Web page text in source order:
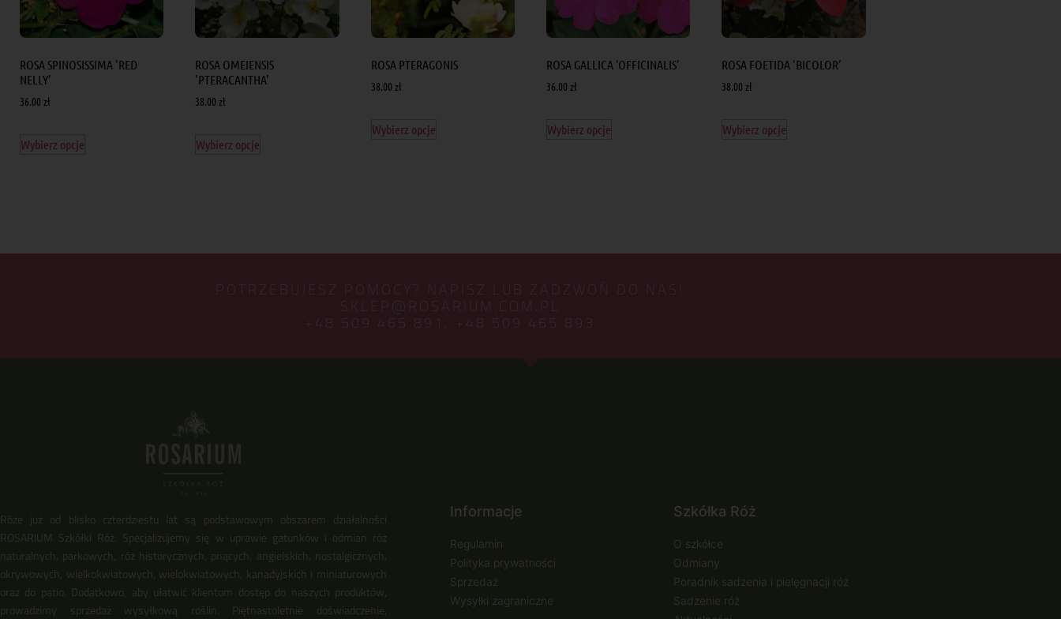
ROSA SPINOSISSIMA 'RED
NELLY’
36.00 zł
Wybierz opcje
ROSA OMEIENSIS
'PTERACANTHA’
38.00 zł
Wybierz opcje
ROSA PTERAGONIS
38.00 zł
Wybierz opcje
ROSA GALLICA 'OFFICINALIS’
36.00 zł
Wybierz opcje
ROSA FOETIDA 'BICOLOR’
38.00 zł
Wybierz opcje
POTRZEBUJESZ POMOCY? NAPISZ LUB ZADZWOŃ DO NAS!
SKLEP@ROSARIUM.COM.PL
+48 509 465 891, +48 509 465 893
Róże już od blisko czterdziestu lat są podstawowym obszarem działalności
ROSARIUM Szkółki Róż. Specjalizujemy się w uprawie gatunków i odmian róż
naturalnych, parkowych, róż historycznych, pnących, angielskich, nostalgicznych,
okrywowych, wielkokwiatowych, wielokwiatowych, kanadyjskich i miniaturowych
oraz do patio. Dodatkowo, aby ułatwić klientom dostęp do naszych produktów,
prowadzimy sprzedaż wysyłkową roślin. Piętnastoletnie doświadczenie,
Informacje
Regulamin
Polityka prywatności
Sprzedaż
Wysyłki zagraniczne
Szkółka Róż
O szkółce
Odmiany
Poradnik sadzenia i pielęgnacji róż
Sadzenie róż